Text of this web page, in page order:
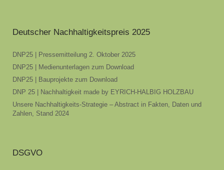
Deutscher Nachhaltigkeitspreis 2025
DNP25 | Pressemitteilung 2. Oktober 2025
DNP25 | Medienunterlagen zum Download
DNP25 | Bauprojekte zum Download
DNP 25 | Nachhaltigkeit made by EYRICH-HALBIG HOLZBAU
Unsere Nachhaltigkeits-Strategie – Abstract in Fakten, Daten und
Zahlen, Stand 2024
DSGVO